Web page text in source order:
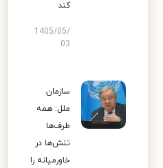
کند
1405/05/
03
سازمان
ملل: همه
طرف‌ها
تنش‌ها در
خاورمیانه را